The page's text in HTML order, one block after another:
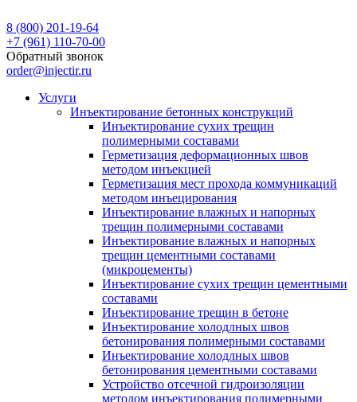
8 (800) 201-19-64
+7 (961) 110-70-00
Обратный звонок
order@injectir.ru
Услуги
Инъектирование бетонных конструкций
Инъектирование сухих трещин
полимерными составами
Герметизация деформационных швов
методом инъекцией
Герметизация мест прохода коммуникаций
методом инъецирования
Инъектирование влажных и напорных
трещин полимерными составами
Инъектирование влажных и напорных
трещин цементными составами
(микроцементы)
Инъектирование сухих трещин цементными
составами
Инъектирование трещин в бетоне
Инъектирование холодлных швов
бетонирования полимерными составами
Инъектирование холодлных швов
бетонирования цементными составами
Устройство отсечной гидроизоляции
методом инъектирования полимерными